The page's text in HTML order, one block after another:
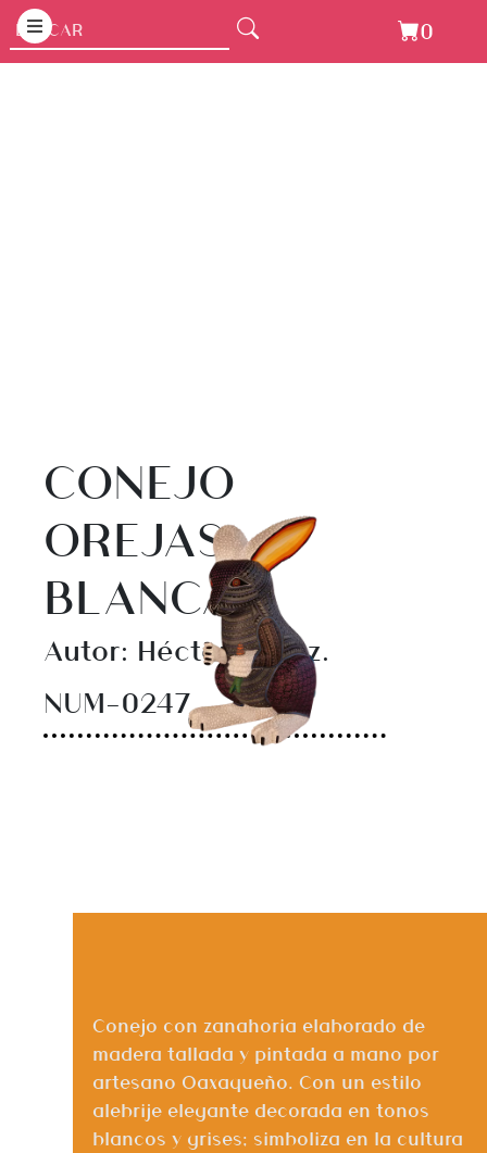
CONEJO
OREJAS
BLANCAS
Autor: Héctor López.
NUM-0247
0
Conejo con zanahoria elaborado de
madera tallada y pintada a mano por
artesano Oaxaqueño. Con un estilo
alebrije elegante decorada en tonos
blancos y grises; simboliza en la cultura